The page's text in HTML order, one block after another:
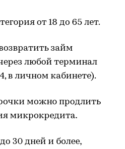
от 18 до 65 лет.
займ
любой терминал
в личном кабинете).
можно продлить
микрокредита.
30 дней и более,